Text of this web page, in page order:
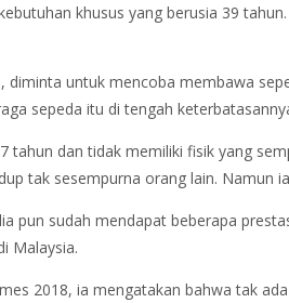
khusus yang berusia 39
untuk mencoba membawa
sepeda itu di tengah
tahun dan tidak memiliki fisik yang
tak sesempurna orang lain. Namun
pun sudah mendapat beberapa
Malaysia.
2018, ia mengatakan bahwa tak